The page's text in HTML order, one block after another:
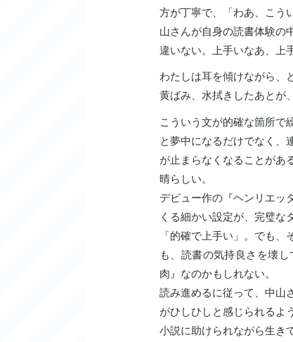
方が丁寧で、「わあ、こう
山さんが自身の読書体験の
違いない。上手いなあ、上
わたしは耳を傾けながら、
黄ばみ、水拭きしたあとが
こういう文が的確な箇所で
と夢中になるだけでなく、
が止まらなくなることがあ
晴らしい。
デビュー作の『ヘンリエッ
くる細かい設定が、完璧な
「的確で上手い」。でも
も、読書の気持良さを壊
肉』なのかもしれない。
読み進めるに従って、中山
がひしひしと感じられるよ
小説に助けられながら生き